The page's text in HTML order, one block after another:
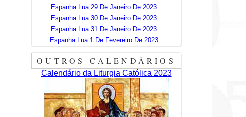
Espanha Lua 29 De Janeiro De 2023
Espanha Lua 30 De Janeiro De 2023
Espanha Lua 31 De Janeiro De 2023
Espanha Lua 1 De Fevereiro De 2023
OUTROS CALENDÁRIOS
Calendário da Liturgia Católica 2023